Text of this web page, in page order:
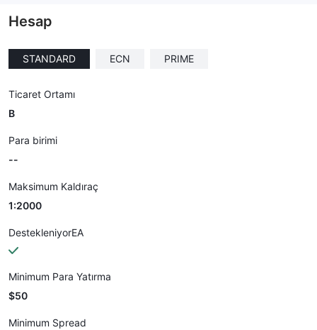
Hesap
STANDARD ECN PRIME
Ticaret Ortamı
B
Para birimi
--
Maksimum Kaldıraç
1:2000
DestekleniyorEA
Minimum Para Yatırma
$50
Minimum Spread